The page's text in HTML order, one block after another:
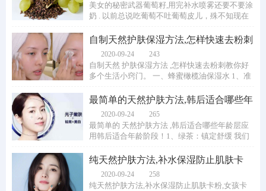
美女的秘密武器葡萄籽,用完补水喷雾还要不要涂
奶 . 以前总说吃葡萄不吐葡萄皮儿，殊不知现在
自制天然护肤保湿方法,怎样快速去粉刺
教你好多
2020-09-24 243
自制天然 护肤保湿方法 ,怎样快速去粉刺教你好
多个生活小窍门。 一、蜂蜜橄榄油保湿水 1、准
最简单的天然护肤方法,韩后适合哪些年
龄层应用
2020-09-24 265
最简单的 天然护肤方法 ,韩后适合哪些年龄层应
用韩后适合年龄阶段！1、绿茶：镇定舒缓 我们
纯天然护肤方法,补水保湿防止肌肤卡
2020-09-24 258
纯天然护肤方法,补水保湿防止肌肤卡粉,女孩卡